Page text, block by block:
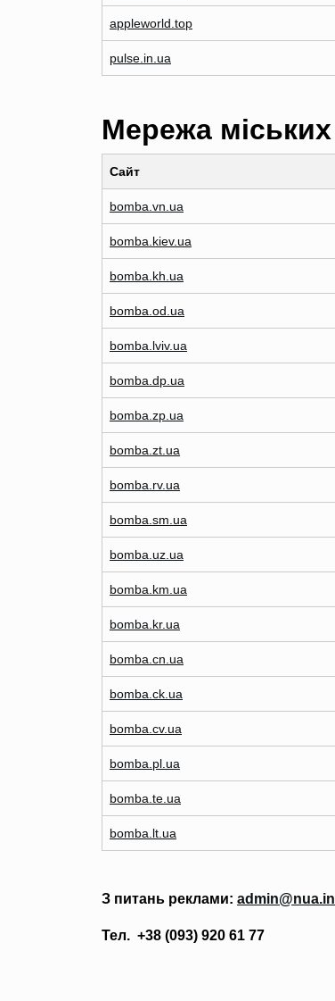
appleworld.top
pulse.in.ua
Мережа
Сайт
bomba.vn.ua
bomba.kiev.ua
bomba.kh.ua
bomba.od.ua
bomba.lviv.ua
bomba.dp.ua
bomba.zp.ua
bomba.zt.ua
bomba.rv.ua
bomba.sm.ua
bomba.uz.ua
bomba.km.ua
bomba.kr.ua
bomba.cn.ua
bomba.ck.ua
bomba.cv.ua
bomba.pl.ua
bomba.te.ua
bomba.lt.ua
З питань реклами:
Тел. +38 (093) 920 61 77